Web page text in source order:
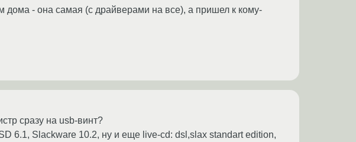
дома - она самая (с драйверами на все), а пришел к кому-
сразу на usb-винт?
6.1, Slackware 10.2, ну и еще live-cd: dsl,slax standart edition,